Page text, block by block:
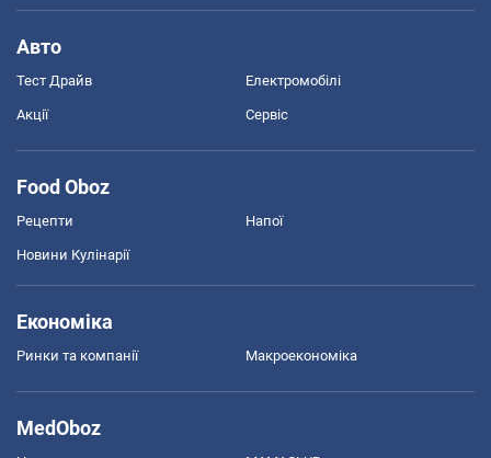
Авто
Тест Драйв Електромобілі
Акції Сервіс
Food Oboz
Рецепти Напої
Новини Кулінарії
Економіка
Ринки та компанії Макроекономіка
MedOboz